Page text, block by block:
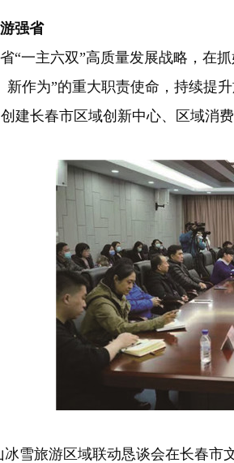
强省
主六双”高质量发展战略，在
作为”的重大职责使命，持续提
建长春市区域创新中心、区域消
旅游区域联动恳谈会在长春市文